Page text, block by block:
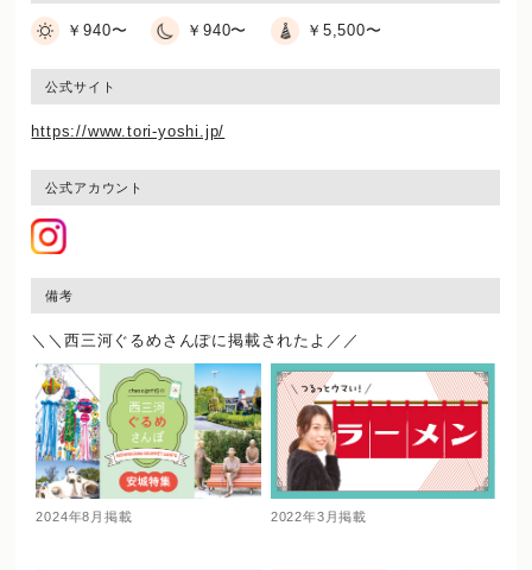
￥940〜 ￥940〜 ￥5,500〜
公式サイト
https://www.tori-yoshi.jp/
公式アカウント
備考
＼＼西三河ぐるめさんぽに掲載されたよ／／
2024年8月掲載 2022年3月掲載